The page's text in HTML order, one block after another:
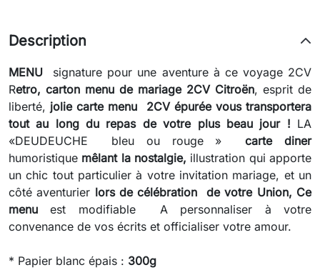
Description
MENU signature pour une aventure à ce voyage 2CV
Retro, carton menu de mariage 2CV Citroën, esprit de
liberté, jolie carte menu 2CVépurée vous transportera
tout au long du repas de votre plus beau jour ! LA
«DEUDEUCHE bleu ou rouge » carte diner
humoristique mêlant la nostalgie, illustration qui apporte
un chic tout particulier à votre invitation mariage, et un
côté aventurier lors de célébration de votre Union, Ce
menu est modifiable A personnaliser à votre
convenance de vos écrits et officialiser votre amour.
* Papier blanc épais : 300g